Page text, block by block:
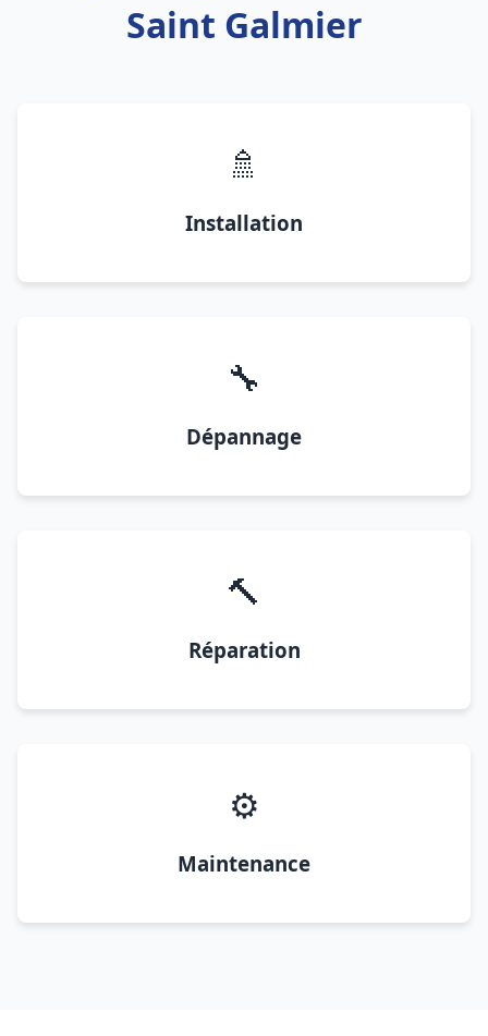
Saint Galmier
🚿
Installation
🔧
Dépannage
🔨
Réparation
⚙️
Maintenance